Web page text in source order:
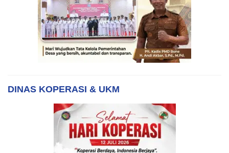
DINAS KOPERASI & UKM